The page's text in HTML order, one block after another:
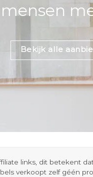
Bekijk alle
links, dit betekent
verkoopt zelf géén